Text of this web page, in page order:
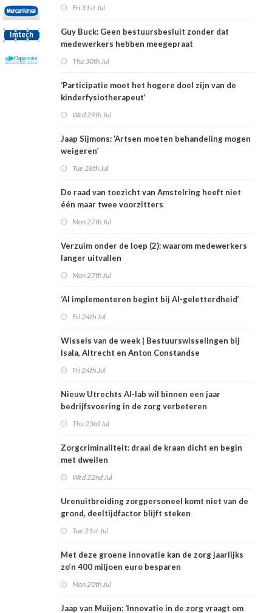
Fri 31st Jul
Guy Buck: Geen bestuursbesluit zonder dat
medewerkers hebben meegepraat
Thu 30th Jul
‘Participatie moet het hogere doel zijn van de
kinderfysiotherapeut’
Wed 29th Jul
Jaap Sijmons: ‘Artsen moeten behandeling mogen
weigeren’
Tue 28th Jul
De raad van toezicht van Amstelring heeft niet
één maar twee voorzitters
Mon 27th Jul
Verzuim onder de loep (2): waarom medewerkers
langer uitvallen
Mon 27th Jul
‘AI implementeren begint bij AI-geletterdheid’
Fri 24th Jul
Wissels van de week | Bestuurswisselingen bij
Isala, Altrecht en Anton Constandse
Fri 24th Jul
Nieuw Utrechts AI-lab wil binnen een jaar
bedrijfsvoering in de zorg verbeteren
Thu 23rd Jul
Zorgcriminaliteit: draai de kraan dicht en begin
met dweilen
Wed 22nd Jul
Urenuitbreiding zorgpersoneel komt niet van de
grond, deeltijdfactor blijft steken
Tue 21st Jul
Met deze groene innovatie kan de zorg jaarlijks
zo’n 400 miljoen euro besparen
Mon 20th Jul
Jaap van Muijen: ‘Innovatie in de zorg vraagt om